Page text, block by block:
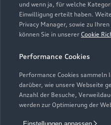
und wenn ja, für welche
Einwilligung erteilt haben.
Privacy Manager, sowie zu
können Sie in unserer Cookie
Performance Cookies
Performance Cookies sammeln
darüber, wie unsere Webseite
Anzahl der Besuche,
werden zur Optimierung der
Modelle
Elektromodelle
Plug-in-Hybride
Neuwagensuche
Gebrauchtwagensuche
Service & Zubehör
Saisonale Angebote
Support